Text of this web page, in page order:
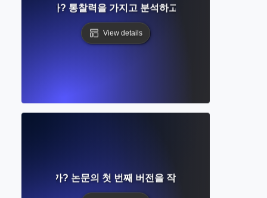
란 무엇인가? 통찰력을 가지고 분석하고 평가하며 글쓰기 방
View details
란 무엇인가? 논문의 첫 번째 버전을 작성하는 단계별 가이드